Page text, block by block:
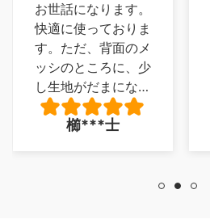
お世話になります。
快適に使っておりま
す。ただ、背面のメ
ッシのところに、少
し生地がだまになっ
ているところがあ
り、少し残念でした
櫛***士